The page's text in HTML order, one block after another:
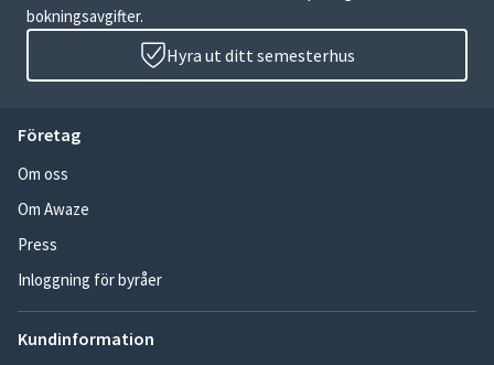
bokningsavgifter.
Hyra ut ditt semesterhus
Företag
Om oss
Om Awaze
Press
Inloggning för byråer
Kundinformation